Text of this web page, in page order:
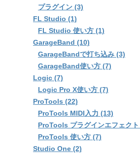
プラグイン (3)
FL Studio (1)
FL Studio 使い方 (1)
GarageBand (10)
GarageBandで打ち込み (3)
GarageBand使い方 (7)
Logic (7)
Logic Pro X使い方 (7)
ProTools (22)
ProTools MIDI入力 (13)
ProTools プラグインエフェク
ProTools 使い方 (7)
Studio One (2)